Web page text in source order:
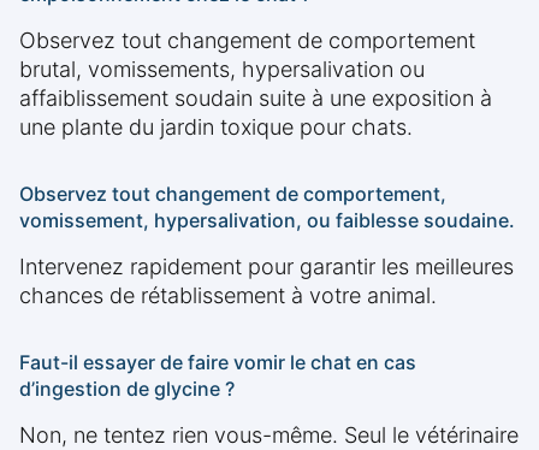
Observez tout changement de comportement
brutal, vomissements, hypersalivation ou
affaiblissement soudain suite à une exposition à
une plante du jardin toxique pour chats.
Observez tout changement de comportement,
vomissement, hypersalivation, ou faiblesse soudaine.
Intervenez rapidement pour garantir les meilleures
chances de rétablissement à votre animal.
Faut-il essayer de faire vomir le chat en cas
d’ingestion de glycine ?
Non, ne tentez rien vous-même. Seul le vétérinaire